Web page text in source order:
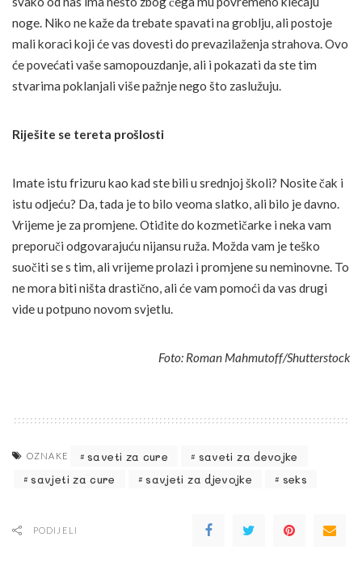
noge. Niko ne kaže da trebate spavati na groblju, ali postoje
mali koraci koji će vas dovesti do prevazilaženja strahova. Ovo
će povećati vaše samopouzdanje, ali i pokazati da ste tim
stvarima poklanjali više pažnje nego što zaslužuju.
Riješite se tereta prošlosti
Imate istu frizuru kao kad ste bili u srednjoj školi? Nosite čak i
istu odjeću? Da, tada je to bilo veoma slatko, ali bilo je davno.
Vrijeme je za promjene. Otiđite do kozmetičarke i neka vam
preporuči odgovarajuću nijansu ruža. Možda vam je teško
suočiti se s tim, ali vrijeme prolazi i promjene su neminovne. To
ne mora biti ništa drastično, ali će vam pomoći da vas drugi
vide u potpuno novom svjetlu.
Foto: Roman Mahmutoff/Shutterstock
OZNAKE saveti za cure
saveti za devojke
savjeti za cure
savjeti za djevojke seks
PODIJELI